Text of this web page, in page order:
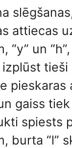
attiecas
“y” un
tieši
pieskaras
gaiss tiek
spiests
burta “l”